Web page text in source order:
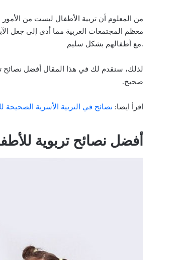
من المعلوم أن تربية الأطفال ليست من
معظم المجتمعات العربية مما أدى إلى جعل
مع أطفالهم بشكل سليم.
لذلك، سنقدم لك في هذا المقال أفضل نصائح
صحيح.
اقرأ ايضا: نصائح في التربية الأسرية الصحيحة
أفضل نصائح تربوية